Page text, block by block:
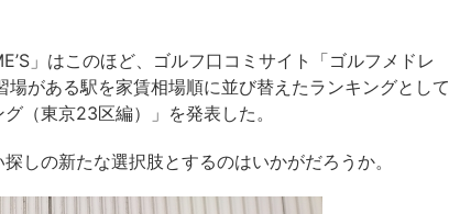
」はこのほど、ゴルフ口コミサイト「ゴルフメドレ
がある駅を家賃相場順に並び替えたランキングとして
（東京23区編）」を発表した。
しの新たな選択肢とするのはいかがだろうか。